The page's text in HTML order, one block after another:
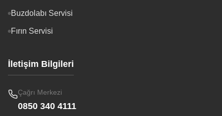
Buzdolabı Servisi
Fırın Servisi
İletişim Bilgileri
Çağrı Merkezi
0850 340 4111